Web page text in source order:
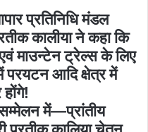
प्रतिनिधि मंडल
कालीया ने कहा कि
माउन्टेन ट्रेल्स के लिए
परयटन आदि क्षेत्र में
में—प्रांतीय